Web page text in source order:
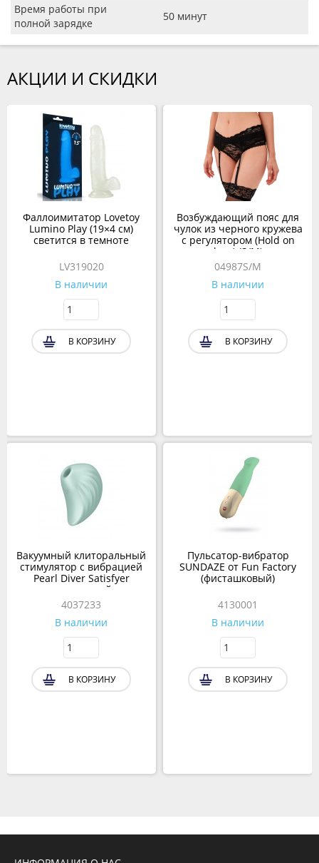
Время работы при
полной зарядке
50 минут
АКЦИИ И СКИДКИ
Фаллоимитатор Lovetoy
Lumino Play (19×4 см)
светится в темноте
LV319020
В наличии
В КОРЗИНУ
Вакуумный клиторальный
стимулятор с вибрацией
Pearl Diver Satisfyer
ментоловый
4037233
В наличии
В КОРЗИНУ
Возбуждающий пояс для
чулок из черного кружева
с регулятором (Hold on
love) (S/M)
04987S/M
В наличии
В КОРЗИНУ
Пульсатор-вибратор
SUNDAZE от Fun Factory
(фисташковый)
4130001
В наличии
В КОРЗИНУ